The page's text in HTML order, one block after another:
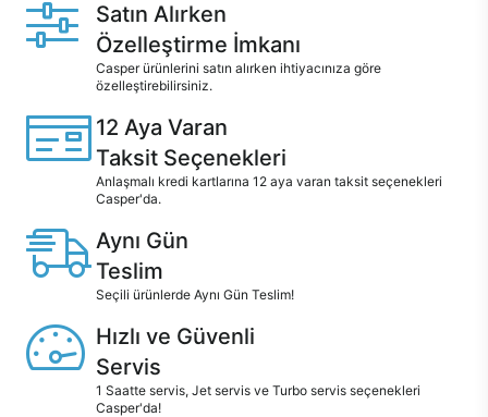
Satın Alırken
Özelleştirme İmkanı
Casper ürünlerini satın alırken ihtiyacınıza göre
özelleştirebilirsiniz.
12 Aya Varan
Taksit Seçenekleri
Anlaşmalı kredi kartlarına 12 aya varan taksit seçenekleri
Casper'da.
Aynı Gün
Teslim
Seçili ürünlerde Aynı Gün Teslim!
Hızlı ve Güvenli
Servis
1 Saatte servis, Jet servis ve Turbo servis seçenekleri
Casper'da!